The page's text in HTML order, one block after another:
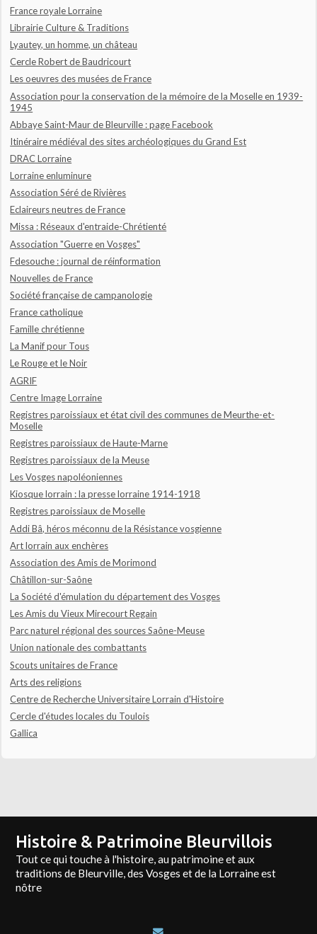
France royale Lorraine
Librairie Culture & Traditions
Lyautey, un homme, un château
Cercle Robert de Baudricourt
Les oeuvres des musées de France
Association pour la conservation de la mémoire de la Moselle en 1939-
1945
Abbaye Saint-Maur de Bleurville : page Facebook
Itinéraire médiéval des sites archéologiques du Grand Est
DRAC Lorraine
Lorraine enluminure
Association Séré de Rivières
Eclaireurs neutres de France
Missa : Réseaux d'entraide-Chrétienté
Association "Guerre en Vosges"
Fdesouche : journal de réinformation
Nouvelles de France
Société française de campanologie
France catholique
Famille chrétienne
La Manif pour Tous
Le Rouge et le Noir
AGRIF
Centre Image Lorraine
Registres paroissiaux et état civil des communes de Meurthe-et-
Moselle
Registres paroissiaux de Haute-Marne
Registres paroissiaux de la Meuse
Les Vosges napoléoniennes
Kiosque lorrain : la presse lorraine 1914-1918
Registres paroissiaux de Moselle
Addi Bâ, héros méconnu de la Résistance vosgienne
Art lorrain aux enchères
Association des Amis de Morimond
Châtillon-sur-Saône
La Société d'émulation du département des Vosges
Les Amis du Vieux Mirecourt Regain
Parc naturel régional des sources Saône-Meuse
Union nationale des combattants
Scouts unitaires de France
Arts des religions
Centre de Recherche Universitaire Lorrain d'Histoire
Cercle d'études locales du Toulois
Gallica
Histoire & Patrimoine Bleurvillois
Tout ce qui touche à l'histoire, au patrimoine et aux
traditions de Bleurville, des Vosges et de la Lorraine est
nôtre